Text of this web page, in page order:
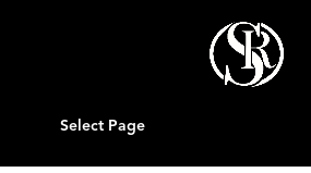
Select Page